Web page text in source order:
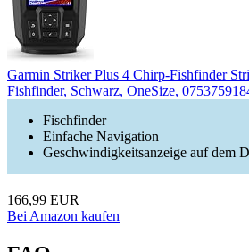
Garmin Striker Plus 4 Chirp-Fishfinder
Fishfinder, Schwarz, OneSize,
Fischfinder
Einfache Navigation
Geschwindigkeitsanzeige auf dem
166,99 EUR
Bei Amazon kaufen